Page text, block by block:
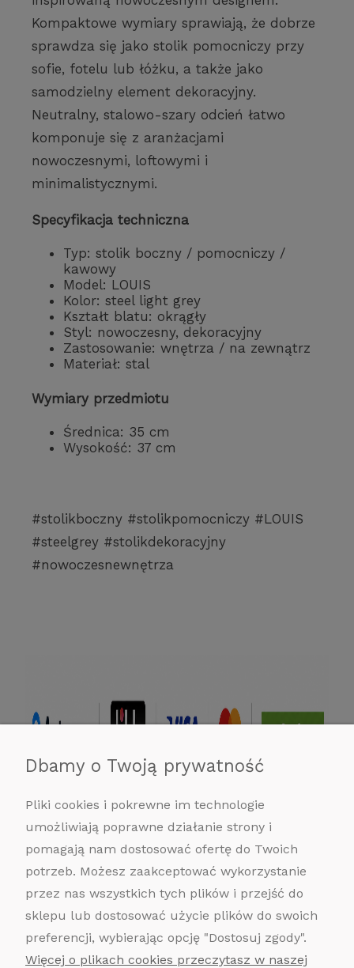
Kompaktowe wymiary sprawiają, że dobrze
sprawdza się jako stolik pomocniczy przy
sofie, fotelu lub łóżku, a także jako
samodzielny element dekoracyjny.
Neutralny, stalowo-szary odcień łatwo
komponuje się z aranżacjami
nowoczesnymi, loftowymi i
minimalistycznymi.
Specyfikacja techniczna
Typ: stolik boczny / pomocniczy /
kawowy
Model: LOUIS
Kolor: steel light grey
Kształt blatu: okrągły
Styl: nowoczesny, dekoracyjny
Zastosowanie: wnętrza / na zewnątrz
Materiał: stal
Wymiary przedmiotu
Średnica: 35 cm
Wysokość: 37 cm
#stolikboczny #stolikpomocniczy #LOUIS
#steelgrey #stolikdekoracyjny
#nowoczesnewnętrza
POMOC
MOJE KONTO
Dbamy o Twoją prywatność
Pliki cookies i pokrewne im technologie
umożliwiają poprawne działanie strony i
pomagają nam dostosować ofertę do Twoich
potrzeb. Możesz zaakceptować wykorzystanie
przez nas wszystkich tych plików i przejść do
sklepu lub dostosować użycie plików do swoich
preferencji, wybierając opcję "Dostosuj zgody".
Więcej o plikach cookies przeczytasz w naszej